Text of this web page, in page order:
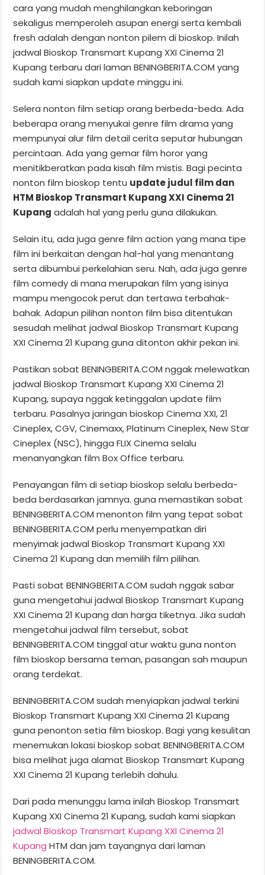
cara yang mudah menghilangkan keboringan
sekaligus memperoleh asupan energi serta kembali
fresh adalah dengan nonton pilem di bioskop. Inilah
jadwal Bioskop Transmart Kupang XXI Cinema 21
Kupang terbaru dari laman BENINGBERITA.COM yang
sudah kami siapkan update minggu ini.
Selera nonton film setiap orang berbeda-beda. Ada
beberapa orang menyukai genre film drama yang
mempunyai alur film detail cerita seputar hubungan
percintaan. Ada yang gemar film horor yang
menitikberatkan pada kisah film mistis. Bagi pecinta
nonton film bioskop tentu update judul film dan
HTM Bioskop Transmart Kupang XXI Cinema 21
Kupang adalah hal yang perlu guna dilakukan.
Selain itu, ada juga genre film action yang mana tipe
film ini berkaitan dengan hal-hal yang menantang
serta dibumbui perkelahian seru. Nah, ada juga genre
film comedy di mana merupakan film yang isinya
mampu mengocok perut dan tertawa terbahak-
bahak. Adapun pilihan nonton film bisa ditentukan
sesudah melihat jadwal Bioskop Transmart Kupang
XXI Cinema 21 Kupang guna ditonton akhir pekan ini.
Pastikan sobat BENINGBERITA.COM nggak melewatkan
jadwal Bioskop Transmart Kupang XXI Cinema 21
Kupang, supaya nggak ketinggalan update film
terbaru. Pasalnya jaringan bioskop Cinema XXI, 21
Cineplex, CGV, Cinemaxx, Platinum Cineplex, New Star
Cineplex (NSC), hingga FLIX Cinema selalu
menanyangkan film Box Office terbaru.
Penayangan film di setiap bioskop selalu berbeda-
beda berdasarkan jamnya. guna memastikan sobat
BENINGBERITA.COM menonton film yang tepat sobat
BENINGBERITA.COM perlu menyempatkan diri
menyimak jadwal Bioskop Transmart Kupang XXI
Cinema 21 Kupang dan memilih film pilihan.
Pasti sobat BENINGBERITA.COM sudah nggak sabar
guna mengetahui jadwal Bioskop Transmart Kupang
XXI Cinema 21 Kupang dan harga tiketnya. Jika sudah
mengetahui jadwal film tersebut, sobat
BENINGBERITA.COM tinggal atur waktu guna nonton
film bioskop bersama teman, pasangan sah maupun
orang terdekat.
BENINGBERITA.COM sudah menyiapkan jadwal terkini
Bioskop Transmart Kupang XXI Cinema 21 Kupang
guna penonton setia film bioskop. Bagi yang kesulitan
menemukan lokasi bioskop sobat BENINGBERITA.COM
bisa melihat juga alamat Bioskop Transmart Kupang
XXI Cinema 21 Kupang terlebih dahulu.
Dari pada menunggu lama inilah Bioskop Transmart
Kupang XXI Cinema 21 Kupang, sudah kami siapkan
jadwal Bioskop Transmart Kupang XXI Cinema 21
Kupang HTM dan jam tayangnya dari laman
BENINGBERITA.COM.